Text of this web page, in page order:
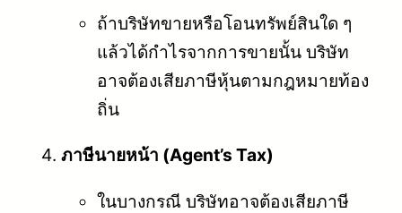
ถ้าบริษัทขายหรือโอนทรัพย์สินใด ๆ
แล้วได้กำไรจากการขายนั้น บริษัท
อาจต้องเสียภาษีหุ้นตามกฎหมายท้อง
ถิ่น
ภาษีนายหน้า (Agent’s Tax)
ในบางกรณี บริษัทอาจต้องเสียภาษี